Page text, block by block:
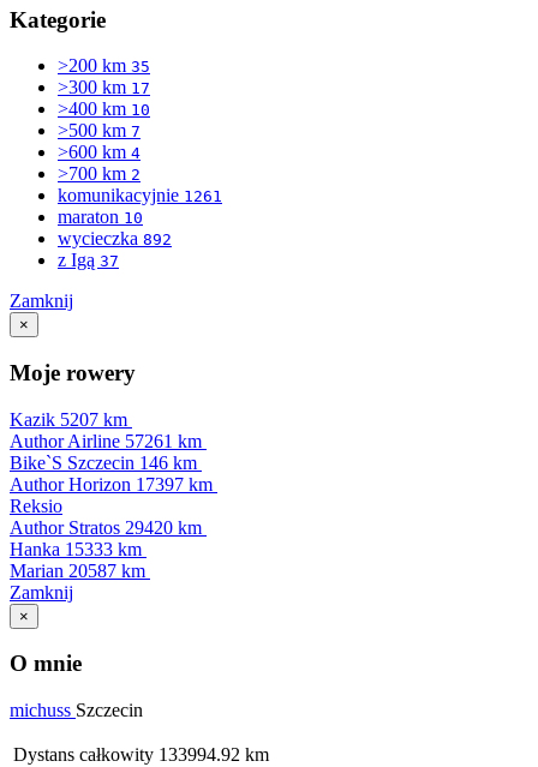
Kategorie
>200 km 35
>300 km 17
>400 km 10
>500 km 7
>600 km 4
>700 km 2
komunikacyjnie 1261
maraton 10
wycieczka 892
z Igą 37
Zamknij
×
Moje rowery
Kazik 5207 km
Author Airline 57261 km
Bike`S Szczecin 146 km
Author Horizon 17397 km
Reksio
Author Stratos 29420 km
Hanka 15333 km
Marian 20587 km
Zamknij
×
O mnie
michuss Szczecin
Dystans całkowity 133994.92 km